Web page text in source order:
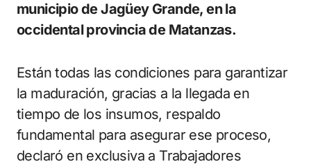
municipio de Jagüey Grande, en la
occidental provincia de Matanzas.
Están todas las condiciones para garantizar
la maduración, gracias a la llegada en
tiempo de los insumos, respaldo
fundamental para asegurar ese proceso,
declaró en exclusiva a Trabajadores